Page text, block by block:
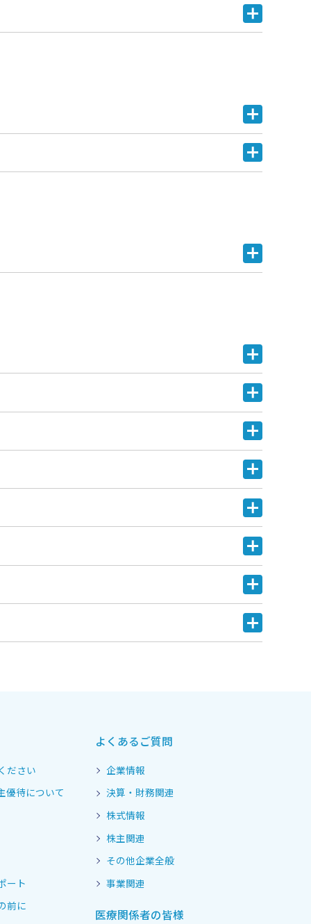
ださい
優待について
ート
前に
よくあるご質問
企業情報
決算・財務関連
株式情報
株主関連
その他企業全般
事業関連
医療関係者の皆様